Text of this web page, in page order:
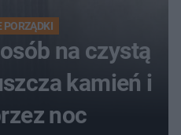
PORZĄDKI
na czystą
kamień i
noc